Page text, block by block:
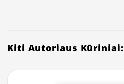
Kiti Autoriaus Kūriniai: